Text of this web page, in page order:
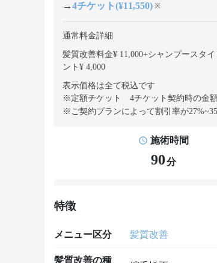
→4チケット(¥11,550) ※
通常料金詳細
髪質改善料金¥ 11,000+シャンプースタ
ント¥ 4,000
表示価格は全て税込です
※定額チケット 4チケット契約時の金
※ご契約プランによって割引率が27%~35
施術時間
90分
特徴
メニュー区分 髪質改善
髪質改善の種